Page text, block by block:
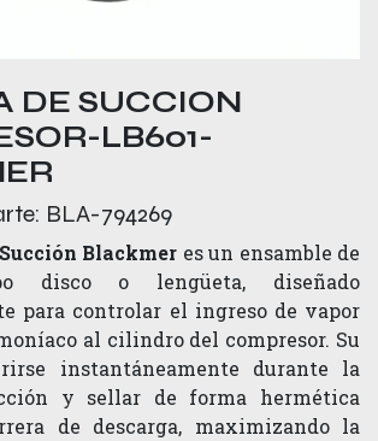
DE SUCCION
LB601-
BLA-794269
Blackmer es un ensamble de
disco o lengüeta, diseñado
para controlar el ingreso de vapor
al cilindro del compresor. Su
instantáneamente durante la
y sellar de forma hermética
de descarga, maximizando la